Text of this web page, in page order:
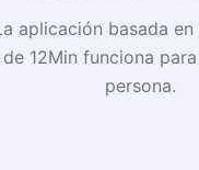
aplicación basada
de 12Min funciona
persona.